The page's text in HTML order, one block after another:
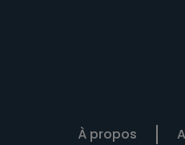
À propos